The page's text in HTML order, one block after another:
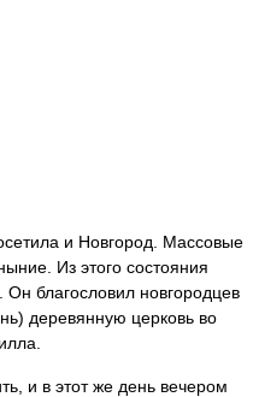
и Новгород. Массовые
Из этого состояния
благословил новгородцев
деревянную церковь во
и в этот же день вечером